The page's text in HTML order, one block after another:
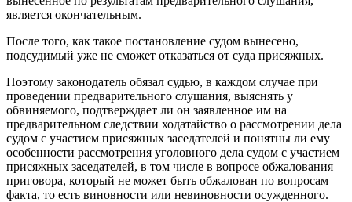
является окончательным.
После того, как такое постановление судом вынесено,
подсудимый уже не сможет отказаться от суда присяжных.
Поэтому законодатель обязал судью, в каждом случае при
проведении предварительного слушания, выяснять у
обвиняемого, подтверждает ли он заявленное им на
предварительном следствии ходатайство о рассмотрении дела
судом с участием присяжных заседателей и понятны ли ему
особенности рассмотрения уголовного дела судом с участием
присяжных заседателей, в том числе в вопросе обжалования
приговора, который не может быть обжалован по вопросам
факта, то есть виновности или невиновности осужденного.